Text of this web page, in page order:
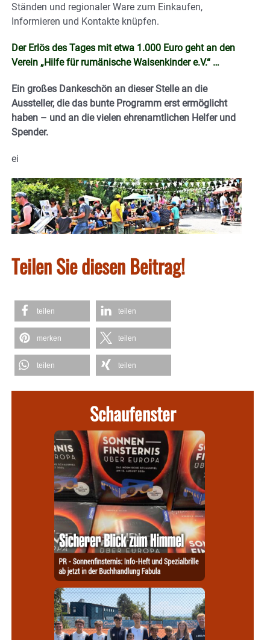
Ständen und regionaler Ware zum Einkaufen,
Informieren und Kontakte knüpfen.
Der Erlös des Tages mit etwa 1.000 Euro geht an den
Verein „Hilfe für rumänische Waisenkinder e.V.“ …
Ein großes Dankeschön an dieser Stelle an die
Aussteller, die das bunte Programm erst ermöglicht
haben – und an die vielen ehrenamtlichen Helfer und
Spender.
ei
Teilen Sie diesen Beitrag!
teilen teilen
merken teilen
teilen teilen
Schaufenster